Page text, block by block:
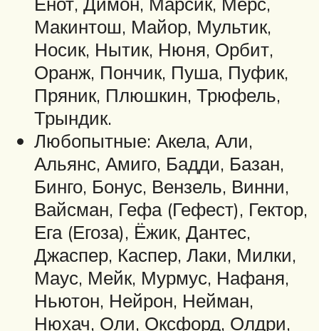
Макинтош, Майор, Мультик,
Носик, Нытик, Нюня, Орбит,
Оранж, Пончик, Пуша, Пуфик,
Пряник, Плюшкин, Трюфель,
Трындик.
Любопытные: Акела, Али,
Альянс, Амиго, Бадди, Базан,
Бинго, Бонус, Вензель, Винни,
Вайсман, Гефа (Гефест), Гектор,
Ега (Егоза), Ёжик, Дантес,
Джаспер, Каспер, Лаки, Милки,
Маус, Мейк, Мурмус, Нафаня,
Ньютон, Нейрон, Нейман,
Нюхач, Оли, Оксфорд, Олдри,